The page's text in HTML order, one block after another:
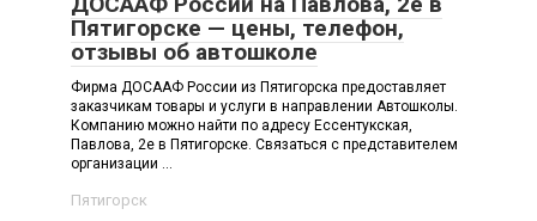
Пятигорске — цены, телефон,
отзывы об автошколе
Фирма ДОСААФ России из Пятигорска предоставляет
заказчикам товары и услуги в направлении Автошколы.
Компанию можно найти по адресу Ессентукская,
Павлова, 2е в Пятигорске. Связаться с представителем
организации ...
Пятигорск